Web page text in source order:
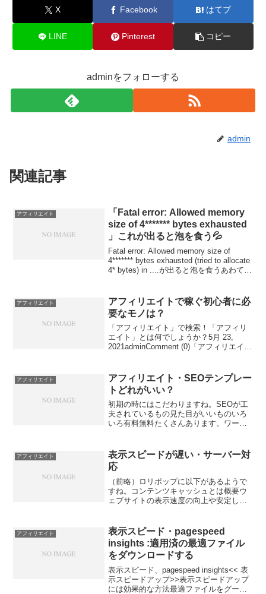
X Facebook はてブ
LINE Pinterest コピー
adminをフォローする
admin
関連記事
アフィリエイト
「Fatal error: Allowed memory
size of 4******* bytes exhausted
」これが出ると泡を食う💦
Fatal error: Allowed memory size of
4******* bytes exhausted (tried to allocate
4* bytes) in ....が出ると泡を食うあわてて
アフィリエイト
アフィリエイトで稼ぐ初心者に必
要なモノは？
「アフィリエイト」で検索！「アフィリ
エイト」とは何でしょうか？5月 23,
2021adminComment (0)「アフィリエイ
Edit"「アフィリエイト」と...
アフィリエイト
アフィリエイト・SEOテンプレー
トどれがいい？
初期の時にはこだわりますね。SEOが工
夫されているもの見た目がいいものいろ
いろ有料無料たくさんあります。ワード
ありますが、ワードプレス（WP）が使い
やすいです。...
アフィリエイト
表示スピードが遅い・サーバー対
応
（前略）ロリポップに以下があるようで
すね。コンテンツキャッシュとは概要ウ
ェブサイトの表示速度の向上や安定した
ッシュサーバー」に一時的に記録（キャ
ッシュ）し、同じウェブサ...
アフィリエイト
表示スピード・pagespeed
insights :適用済の最適ファイル
をダウンロードする
表示スピード、pagespeed insights<< 表
示スピードアップ>>表示スピードアップ
には効果的な方法最適ファイルをグーグ